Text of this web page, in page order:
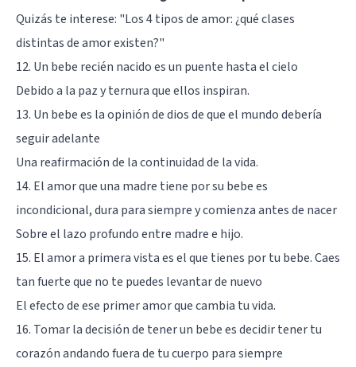
Quizás te interese: "Los 4 tipos de amor: ¿qué clases
distintas de amor existen?"
12. Un bebe recién nacido es un puente hasta el cielo
Debido a la paz y ternura que ellos inspiran.
13. Un bebe es la opinión de dios de que el mundo debería
seguir adelante
Una reafirmación de la continuidad de la vida.
14. El amor que una madre tiene por su bebe es
incondicional, dura para siempre y comienza antes de nacer
Sobre el lazo profundo entre madre e hijo.
15. El amor a primera vista es el que tienes por tu bebe. Caes
tan fuerte que no te puedes levantar de nuevo
El efecto de ese primer amor que cambia tu vida.
16. Tomar la decisión de tener un bebe es decidir tener tu
corazón andando fuera de tu cuerpo para siempre